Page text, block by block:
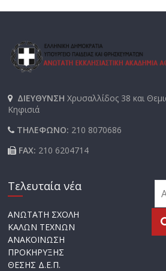
ΔΙΕΥΘΥΝΣΗΧρυσαλλίδος 38 και
Κηφισιά
ΤΗΛΕΦΩΝΟ: 210 8070686
FAX: 210 6204714
Τελευταία νέα
ΑΝΩΤΑΤΗ ΣΧΟΛΗ
ΚΑΛΩΝ ΤΕΧΝΩΝ
ΑΝΑΚΟΙΝΩΣΗ
ΠΡΟΚΗΡΥΞΗΣ
ΘΕΣΗΣ Δ.Ε.Π.